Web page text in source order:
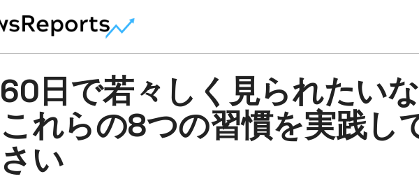
60日で若々しく見られたい
これらの8つの習慣を実践し
さい